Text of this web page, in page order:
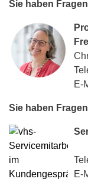
Sie haben
E-
Sie haben
E-